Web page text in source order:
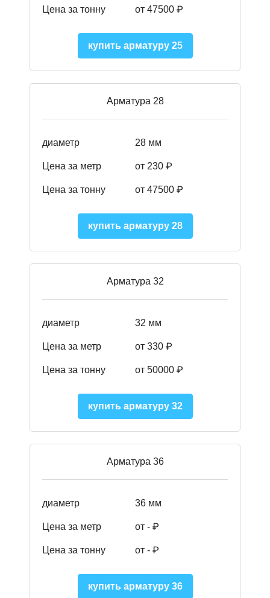
Цена за тонну от 47500 ₽
купить арматуру 25
Арматура 28
диаметр 28 мм
Цена за метр от 230 ₽
Цена за тонну от 47500 ₽
купить арматуру 28
Арматура 32
диаметр 32 мм
Цена за метр от 330 ₽
Цена за тонну от 50000 ₽
купить арматуру 32
Арматура 36
диаметр 36 мм
Цена за метр от - ₽
Цена за тонну от - ₽
купить арматуру 36